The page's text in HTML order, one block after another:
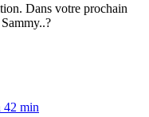
Dans votre prochain
42 min